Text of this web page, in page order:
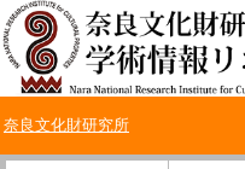
奈良文化財研究所